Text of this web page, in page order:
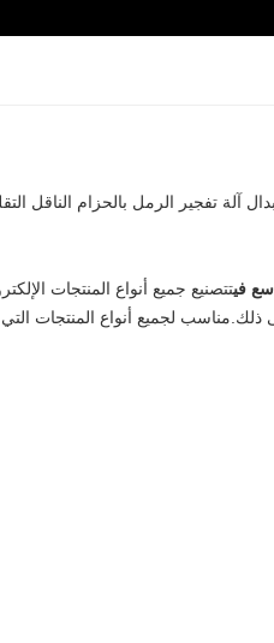
آلة تفجير الرمل بالحزام
فيتتصنيع جميع أنواع المنتجات
ذلك.مناسب لجميع أنواع المنتجات